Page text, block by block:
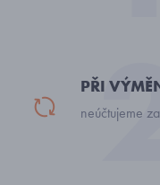
PŘI
neúčtujeme